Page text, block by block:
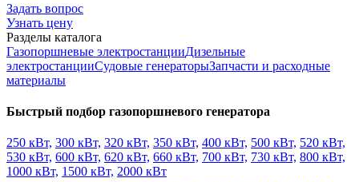
Задать вопрос
Узнать цену
Разделы каталога
Газопоршневые электростанцииДизельные
электростанцииСудовые генераторыЗапчасти и расходные
материалы
Быстрый подбор газопоршневого генератора
250 кВт, 300 кВт, 320 кВт, 350 кВт, 400 кВт, 500 кВт, 520 кВт,
530 кВт, 600 кВт, 620 кВт, 660 кВт, 700 кВт, 730 кВт, 800 кВт,
1000 кВт, 1500 кВт, 2000 кВт